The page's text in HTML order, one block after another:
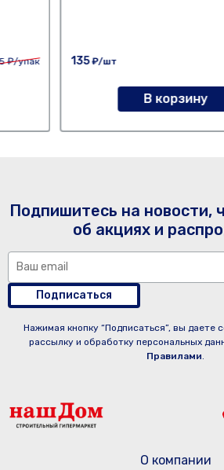
₽/упак 135₽/шт
В корзину
Подпишитесь на новости,
об акциях и
Подписаться
Нажимая кнопку “Подписаться”, вы даете
рассылку и обработку персональных
Правилами.
О компании